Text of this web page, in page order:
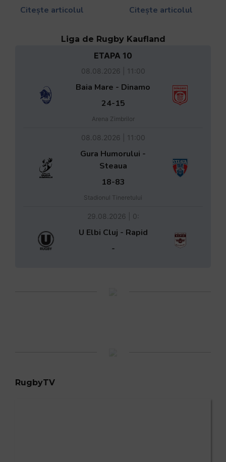
Citește articolul
Citește articolul
Liga de Rugby Kaufland
ETAPA 10
08.08.2026 | 11:00
Baia Mare - Dinamo
24-15
Arena Zimbrilor
08.08.2026 | 11:00
Gura Humorului -
Steaua
18-83
Stadionul Tineretului
29.08.2026 | 0:
U Elbi Cluj - Rapid
-
RugbyTV